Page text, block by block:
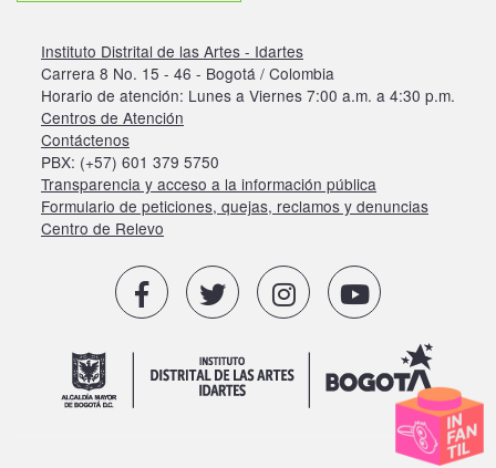
Instituto Distrital de las Artes - Idartes
Carrera 8 No. 15 - 46 - Bogotá / Colombia
Horario de atención: Lunes a Viernes 7:00 a.m. a 4:30 p.m.
Centros de Atención
Contáctenos
PBX: (+57) 601 379 5750
Transparencia y acceso a la información pública
Formulario de peticiones, quejas, reclamos y denuncias
Centro de Relevo